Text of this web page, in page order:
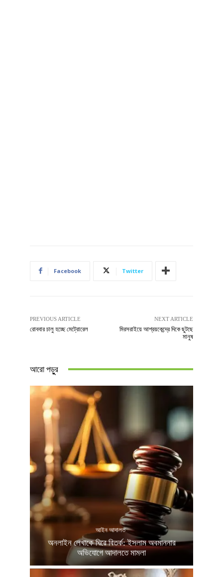
Facebook Twitter
PREVIOUS ARTICLE
রোববার চালু হচ্ছে মেট্রোরেল
NEXT ARTICLE
মিরসরাইয়ে আশ্রয়কেন্দ্রে দিকে ছুটছে
মানুষ
আরো পড়ুুর
আইন আদালত
অনলাইন লেখাকে ঘিরে বিতর্ক: ইসলাম অবমাননার
অভিযোগে আদালতে মামলা